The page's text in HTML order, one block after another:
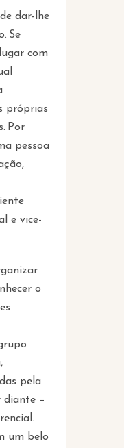
dar-lhe
Se
com
próprias
Por
pessoa
e vice-
o
pela
diante –
um belo